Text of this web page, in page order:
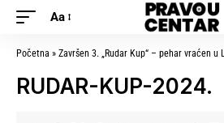
Aa
Početna » Završen 3. „Rudar Kup“ – pehar vraćen u
RUDAR-KUP-2024.